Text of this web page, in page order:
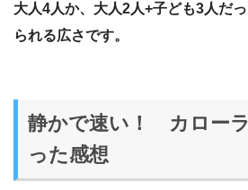
大人4人か、大人2人+子ども3人だ
られる広さです。
静かで速い！ カロー
った感想